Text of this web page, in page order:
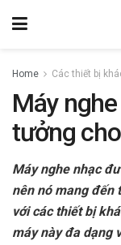
Home Các thiết bị
Máy
tưởng
Máy nghe nhạc
nên nó mang đến
với các thiết bị
máy này đa dạng